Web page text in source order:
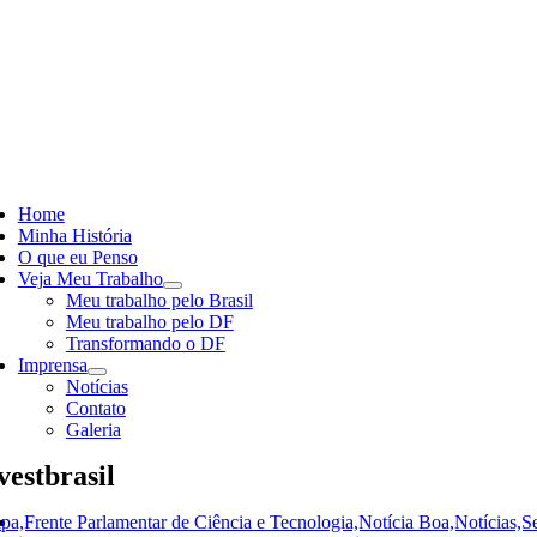
Home
Minha História
O que eu Penso
Veja Meu Trabalho
Meu trabalho pelo Brasil
Meu trabalho pelo DF
Transformando o DF
Imprensa
Notícias
Contato
Galeria
Parlamentar de Ciência e Tecnologia,Notícia